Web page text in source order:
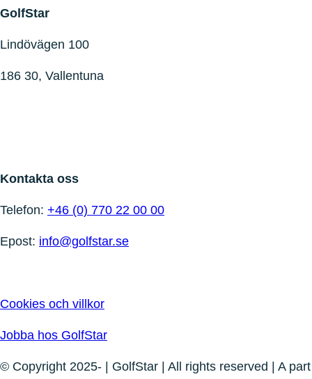
GolfStar
Lindövägen 100
186 30, Vallentuna
Kontakta oss
Telefon: +46 (0) 770 22 00 00
Epost: info@golfstar.se
Cookies och villkor
Jobba hos GolfStar
© Copyright 2025- | GolfStar | All rights reserved | A part